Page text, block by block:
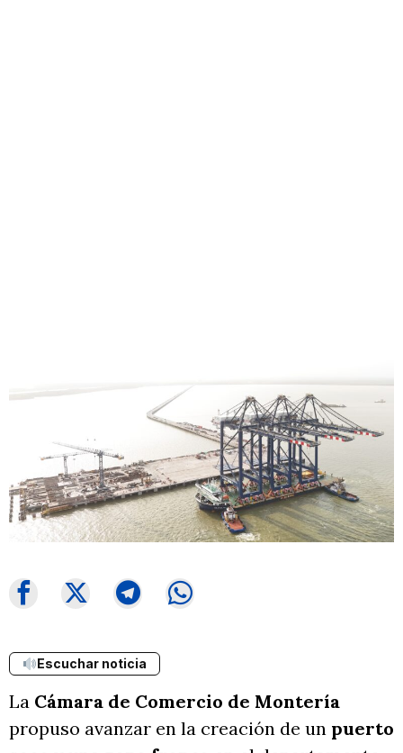
Escuchar noticia
La Cámara de Comercio de Montería
propuso avanzar en la creación de un puerto